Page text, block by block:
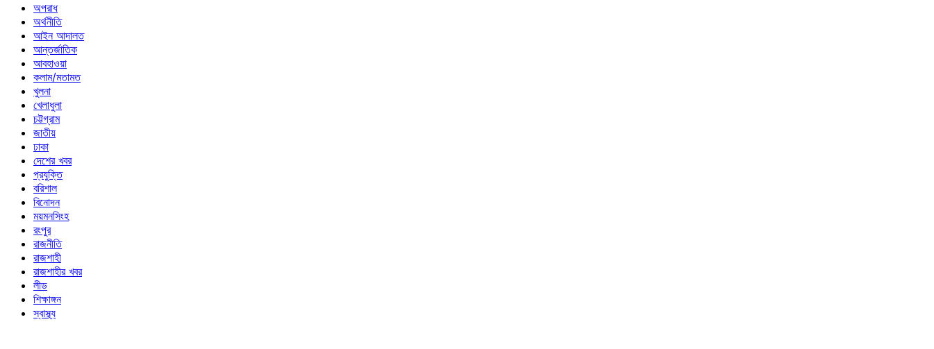
অপরাধ
অর্থনীতি
আইন আদালত
আন্তর্জাতিক
আবহাওয়া
কলাম/মতামত
খুলনা
খেলাধুলা
চট্টগ্রাম
জাতীয়
ঢাকা
দেশের খবর
প্রযুক্তি
বরিশাল
বিনোদন
ময়মনসিংহ
রংপুর
রাজনীতি
রাজশাহী
রাজশাহীর খবর
লীড
শিক্ষাঙ্গন
স্বাস্থ্য